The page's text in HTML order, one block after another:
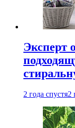
Эксперт
2 года спустя2